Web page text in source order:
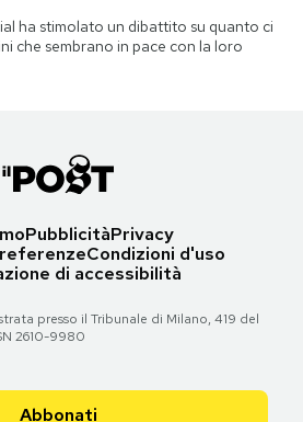
ha stimolato un dibattito su quanto ci
che sembrano in pace con la loro
PubblicitàPrivacy
Condizioni d'uso
di accessibilità
presso il Tribunale di Milano, 419 del
2610-9980
Abbonati